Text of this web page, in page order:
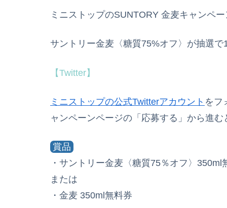
ミニストップのSUNTORY 金麦キャンペ
サントリー金麦〈糖質75%オフ〉が抽選
【Twitter】
ミニストップの公式Twitterアカウント をフ
ャンペーンページの「応募する」から進
賞品
・サントリー金麦〈糖質75％オフ〉350ml
または
・金麦 350ml無料券